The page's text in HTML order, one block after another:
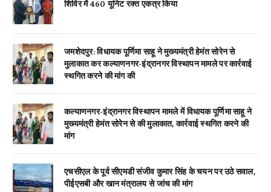
शिविर में 460 यूनिट रक्त एकत्र किया
जमशेदपुर: विधायक पूर्णिमा साहू ने मुख्यमंत्री हेमंत सोरेन से
मुलाकात कर कल्याणनगर-इंद्रानगर विस्थापन मामले पर कार्रवाई
स्थगित करने की मांग की
कल्याणनगर-इंद्रानगर विस्थापन मामले में विधायक पूर्णिमा साहू ने
मुख्यमंत्री हेमंत सोरेन से की मुलाकात, कार्रवाई स्थगित करने की
मांग
एचसीएल के पूर्व सीएमडी संजीव कुमार सिंह के चयन पर उठे सवाल,
पीईएसबी और खान मंत्रालय से जांच की मांग